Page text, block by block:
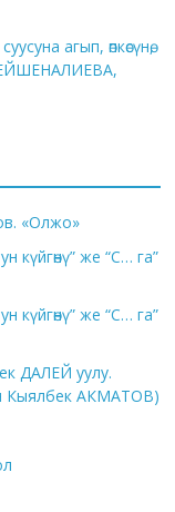
агып, өпкөсүнө,
БЕЙШЕНАЛИЕВА,
«Олжо»
күйгөнү” же “С… га”
күйгөнү” же “С… га”
ДАЛЕЙ уулу.
Кыялбек АКМАТОВ)